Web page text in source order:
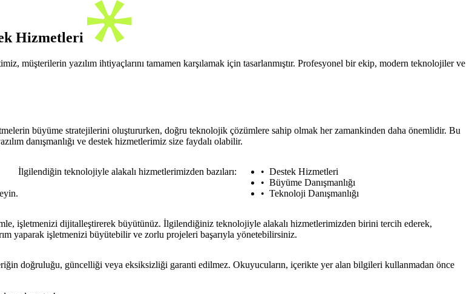
Hizmetleri
müşterilerin yazılım ihtiyaçlarını tamamen karşılamak için tasarlanmıştır. Profesyonel bir ekip, modern teknolojiler ve
büyüme stratejilerini oluştururken, doğru teknolojik çözümlere sahip olmak her zamankinden daha önemlidir. Bu
danışmanlığı ve destek hizmetlerimiz size faydalı olabilir.
İlgilendiğin teknolojiyle alakalı hizmetlerimizden bazıları:
Destek Hizmetleri
Büyüme Danışmanlığı
Teknoloji Danışmanlığı
işletmenizi dijitalleştirerek büyütünüz. İlgilendiğiniz teknolojiyle alakalı hizmetlerimizden birini tercih ederek,
yaparak işletmenizi büyütebilir ve zorlu projeleri başarıyla yönetebilirsiniz.
doğruluğu, güncelliği veya eksiksizliği garanti edilmez. Okuyucuların, içerikte yer alan bilgileri kullanmadan önce